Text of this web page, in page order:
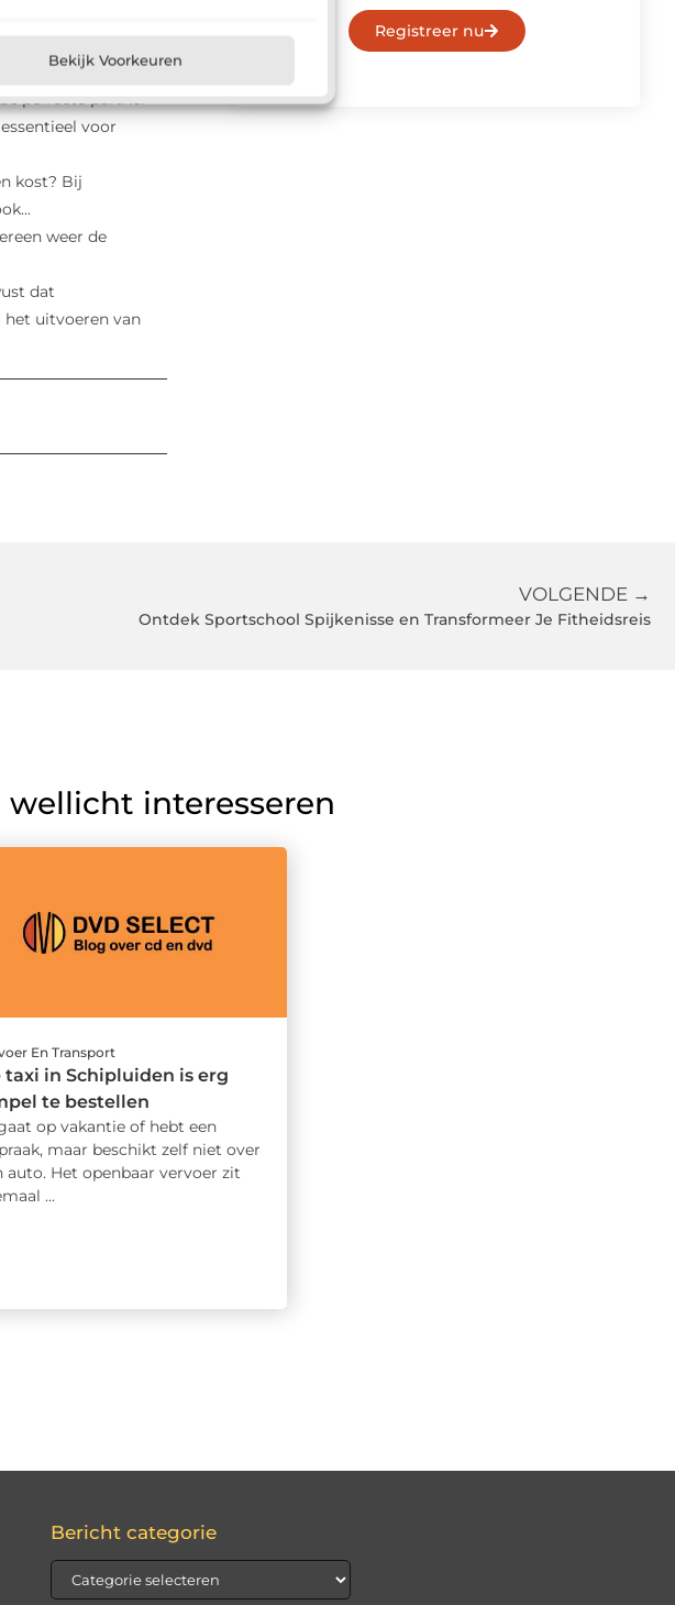
Bekijk Voorkeuren
op vissen,
viert?...
perfecte partner
voor
kost? Bij
weer de
dat
het uitvoeren van
Registreer nu
VOLGENDE →
Ontdek Sportschool Spijkenisse en Transformeer Je Fitheidsreis
wellicht interesseren
En Transport
taxi in Schipluiden is erg
te bestellen
op vakantie of hebt een
maar beschikt zelf niet over
auto. Het openbaar vervoer zit
...
Bericht categorie